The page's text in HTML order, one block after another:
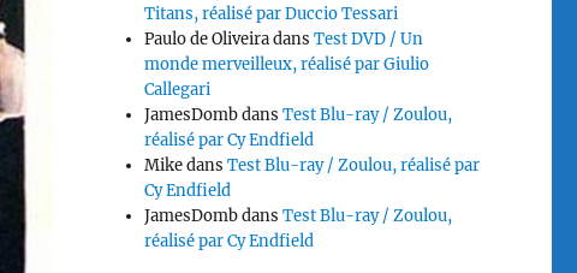
Titans, réalisé par Duccio Tessari
Paulo de OliveiradansTest DVD / Un
monde merveilleux, réalisé par Giulio
Callegari
JamesDombdansTest Blu-ray / Zoulou,
réalisé par Cy Endfield
MikedansTest Blu-ray / Zoulou, réalisé par
Cy Endfield
JamesDombdansTest Blu-ray / Zoulou,
réalisé par Cy Endfield